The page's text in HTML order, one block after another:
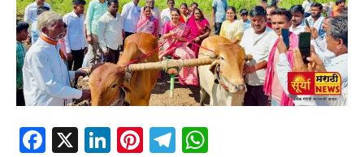
Facebook
X LinkedIn
Pinterest
Telegram